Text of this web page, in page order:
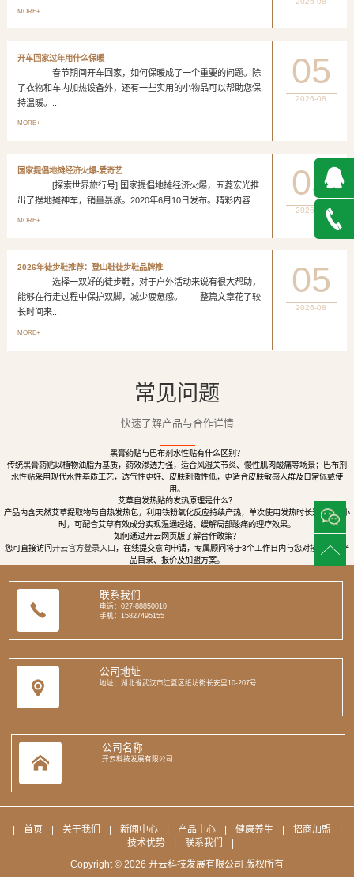
MORE+
开车回家过年用什么保暖
春节期间开车回家，如何保暖成了一个重要的问题。除
了衣物和车内加热设备外，还有一些实用的小物品可以帮助您保
持温暖。...
MORE+
05
2026-08
国家提倡地摊经济火爆-爱奇艺
[探索世界旅行号] 国家提倡地摊经济火爆，五菱宏光推
出了摆地摊神车，销量暴涨。2020年6月10日发布。精彩内容...
MORE+
05
2026-08
2026年徒步鞋推荐：登山鞋徒步鞋品牌推
选择一双好的徒步鞋，对于户外活动来说有很大帮助，
能够在行走过程中保护双脚，减少疲惫感。 整篇文章花了较
长时间来...
MORE+
05
2026-08
常见问题
快速了解产品与合作详情
黑膏药贴与巴布剂水性贴有什么区别？
传统黑膏药贴以植物油脂为基质，药效渗透力强，适合风湿关节炎、慢性肌肉酸痛等场景；巴布剂
水性贴采用现代水性基质工艺，透气性更好、皮肤刺激性低，更适合皮肤敏感人群及日常佩戴使
用。
艾草自发热贴的发热原理是什么？
产品内含天然艾草提取物与自热发热包，利用铁粉氧化反应持续产热，单次使用发热时长达8至12小
时，可配合艾草有效成分实现温通经络、缓解局部酸痛的理疗效果。
如何通过开云网页版了解合作政策？
您可直接访问 开云官方登录入口，在线提交意向申请，专属顾问将于3个工作日内与您对接，提供产
品目录、报价及加盟方案。
联系我们
电话：027-88850010
手机：15827495155
公司地址
地址：湖北省武汉市江夏区纸坊街长安里10-207号
公司名称
开云科技发展有限公司
首页 关于我们 新闻中心 产品中心 健康养生 招商加盟
技术优势
联系我们
Copyright © 2026 开云科技发展有限公司 版权所有
QQ在